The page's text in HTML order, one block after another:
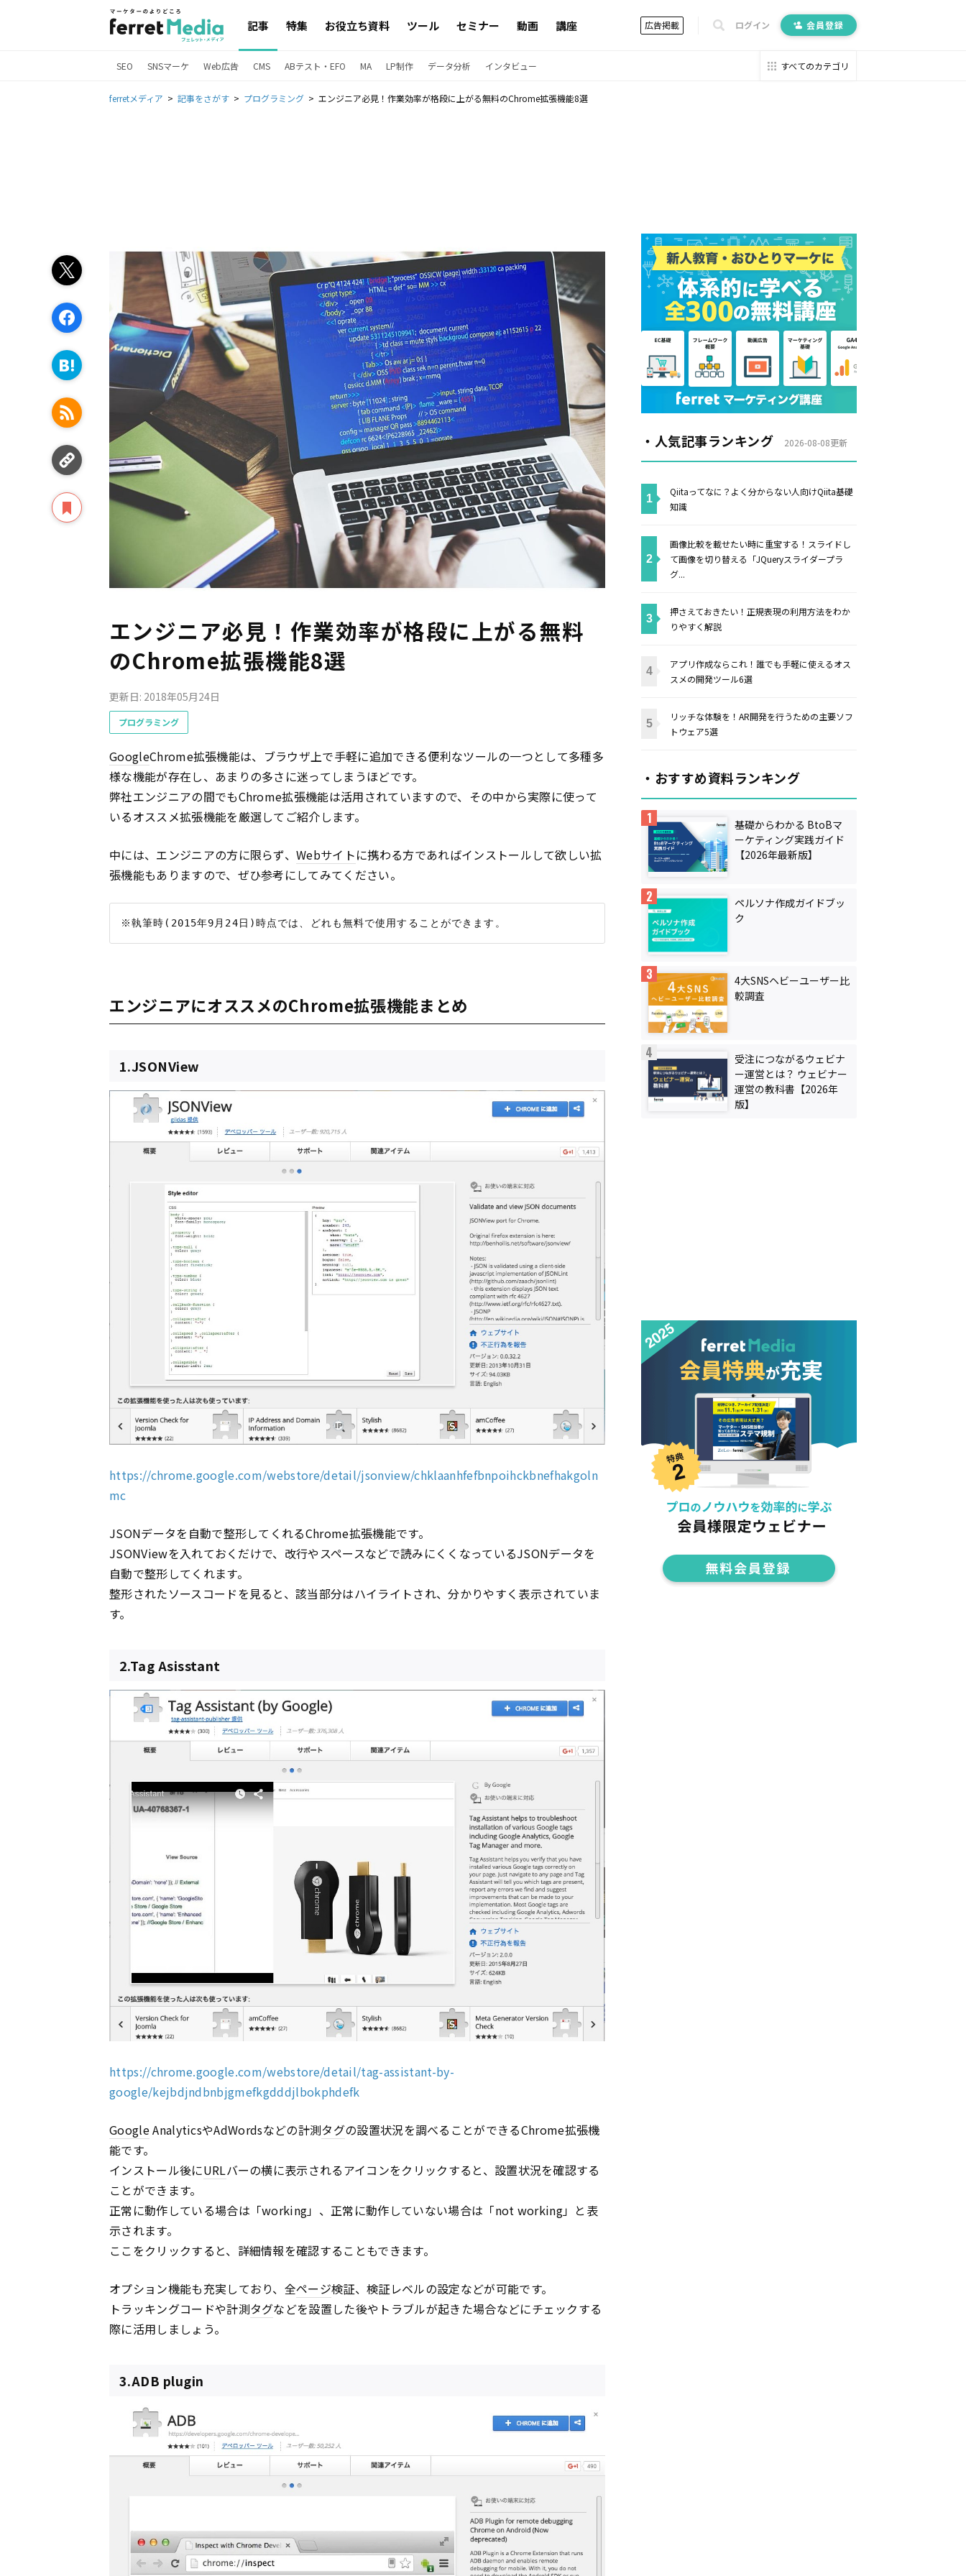
記事 特集 お役立ち資料 ツール セミナー 動画 講座 広告掲載 ログイン 会員登録
SEO SNSマーケ Web広告 CMS ABテスト・EFO MA LP制作 データ分析 インタビュー すべてのカテゴリ
ferretメディア 記事をさがす プログラミング エンジニア必見！作業効率が格段に上がる無料のChrome拡張機能8選
エンジニア必見！作業効率が格段に上がる無料
のChrome拡張機能8選
更新日: 2018年05月24日
プログラミング
GoogleChrome拡張機能は、ブラウザ上で手軽に追加できる便利なツールの一つとして多種多
様な機能が存在し、あまりの多さに迷ってしまうほどです。
弊社エンジニアの間でもChrome拡張機能は活用されていますので、その中から実際に使って
いるオススメ拡張機能を厳選してご紹介します。
中には、エンジニアの方に限らず、Webサイトに携わる方であればインストールして欲しい拡
張機能もありますので、ぜひ参考にしてみてください。
エンジニアにオススメのChrome拡張機能まとめ
1.JSONView
https://chrome.google.com/webstore/detail/jsonview/chklaanhfefbnpoihckbnefhakgoln
mc
JSONデータを自動で整形してくれるChrome拡張機能です。
JSONViewを入れておくだけで、改行やスペースなどで読みにくくなっているJSONデータを
自動で整形してくれます。
整形されたソースコードを見ると、該当部分はハイライトされ、分かりやすく表示されていま
す。
2.Tag Asisstant
https://chrome.google.com/webstore/detail/tag-assistant-by-
google/kejbdjndbnbjgmefkgdddjlbokphdefk
GoogleAnalyticsやAdWordsなどの計測タグの設置状況を調べることができるChrome拡張機
能です。
インストール後にURLバーの横に表示されるアイコンをクリックすると、設置状況を確認する
ことができます。
正常に動作している場合は「working」、正常に動作していない場合は「not working」と表
示されます。
ここをクリックすると、詳細情報を確認することもできます。
オプション機能も充実しており、全ページ検証、検証レベルの設定などが可能です。
トラッキングコードや計測タグなどを設置した後やトラブルが起きた場合などにチェックする
際に活用しましょう。
3.ADB plugin
・人気記事ランキング 2026-08-08更新
Qiitaってなに？よく分からない人向けQiita基礎
知識
画像比較を載せたい時に重宝する！スライドし
て画像を切り替える「JQueryスライダープラ
グ...
押さえておきたい！正規表現の利用方法をわか
りやすく解説
アプリ作成ならこれ！誰でも手軽に使えるオス
スメの開発ツール6選
リッチな体験を！AR開発を行うための主要ソフ
トウェア5選
・おすすめ資料ランキング
基礎からわかる BtoBマ
ーケティング実践ガイド
【2026年最新版】
ペルソナ作成ガイドブッ
ク
4大SNSヘビーユーザー比
較調査
受注につながるウェビナ
ー運営とは？ ウェビナー
運営の教科書【2026年
版】